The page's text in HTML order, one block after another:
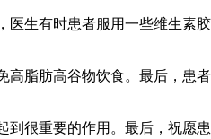
生有时患者服用一些维生素
脂肪高谷物饮食。最后，患
到很重要的作用。最后，祝愿